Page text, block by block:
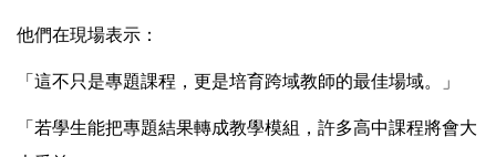
他們在現場表示：
「這不只是專題課程，更是培育跨域教師的最佳場域。」
「若學生能把專題結果轉成教學模組，許多高中課程將會大